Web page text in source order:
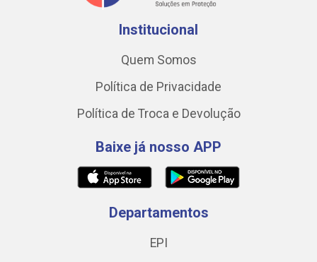
Institucional
Quem Somos
Política de Privacidade
Política de Troca e Devolução
Baixe já nosso APP
Departamentos
EPI